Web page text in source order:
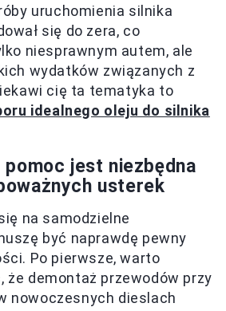
uruchomienia silnika
się do zera, co
niesprawnym autem, ale
wydatków związanych z
cię ta tematyka to
idealnego oleju do silnika
pomoc jest niezbędna
usterek
na samodzielne
być naprawdę pewny
Po pierwsze, warto
że demontaż przewodów przy
nowoczesnych dieslach